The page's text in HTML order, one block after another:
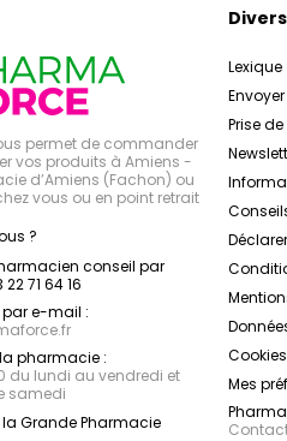
permet de commander
vos produits à Amiens -
d’Amiens (Fachon) ou
vous ou en point retrait
?
conseil par
71 64 16
e-mail :
pharmacie :
du lundi au vendredi et
samedi
Grande Pharmacie
Divers
Lexique
Prise
Cookies
Mes